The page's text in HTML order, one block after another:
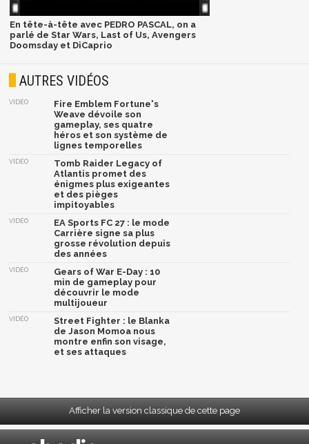
En tête-à-tête avec PEDRO PASCAL, on a
parlé de Star Wars, Last of Us, Avengers
Doomsday et DiCaprio
AUTRES VIDÉOS
VIDÉO
Fire Emblem Fortune's
Weave dévoile son
gameplay, ses quatre
héros et son système de
lignes temporelles
VIDÉO
Tomb Raider Legacy of
Atlantis promet des
énigmes plus exigeantes
et des pièges
impitoyables
VIDÉO
EA Sports FC 27 : le mode
Carrière signe sa plus
grosse révolution depuis
des années
VIDÉO
Gears of War E-Day : 10
min de gameplay pour
découvrir le mode
multijoueur
VIDÉO
Street Fighter : le Blanka
de Jason Momoa nous
montre enfin son visage,
et ses attaques
Afficher la version classique de cette page